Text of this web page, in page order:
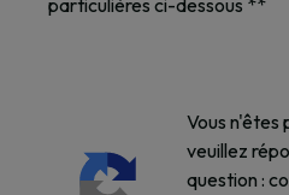
particulières ci-dessous **
Vous n'êtes
veuillez
question :